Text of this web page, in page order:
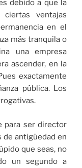
debido a que la
ventajas
en el
más tranquila o
una empresa
ascender, en la
exactamente
pública. Los
para ser director
de antigüedad en
que seas, no
un segundo a